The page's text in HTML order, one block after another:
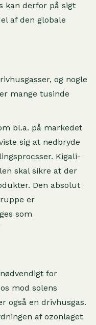
kan derfor på sigt
af den globale
og nogle
mange tusinde
bl.a. på markedet
sig at nedbryde
Kigali-
skal sikre at der
Den absolut
er
som
for
mod solens
også en drivhusgas.
af ozonlaget